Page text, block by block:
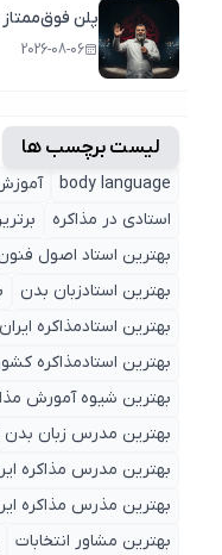
پلن فوق‌ممتاز سوپر
2026-08-06
لیست برچسب ها
body language آموزش
استادی در مذاکره
برترین
بهترین استاد اصول ‌فنون
بهترین استادزبان بدن
بهترین استادمذاکره ایران
بهترین استادمذاکره کشور
بهترین شیوه آمورش مذاکره
بهترین مدرس زبان بدن ایران
بهترین مدرس مذاکره ایران
بهترین مذرس مذاکره ایران
بهترین مشاور انتخابات